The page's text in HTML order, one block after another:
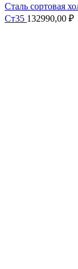
Сталь сортовая
Ст35 132990,00 ₽